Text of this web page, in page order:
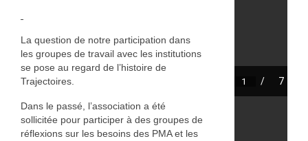
Arts plastiques
Isabelle Tahon
Lise Van Baaren
Stéphanie van Poppel
La question de notre participation dans
les groupes de travail avec les institutions
se pose au regard de l’histoire de
Trajectoires.
Dans le passé, l’association a été
sollicitée pour participer à des groupes de
réflexions sur les besoins des PMA et les